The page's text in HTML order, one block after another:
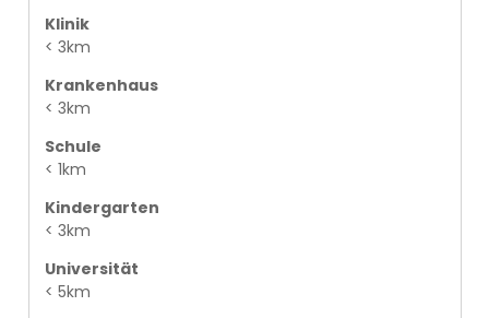
Klinik
< 3km
Krankenhaus
< 3km
Schule
< 1km
Kindergarten
< 3km
Universität
< 5km